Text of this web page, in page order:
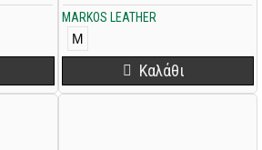
MARKOS LEATHER
M
Καλάθι